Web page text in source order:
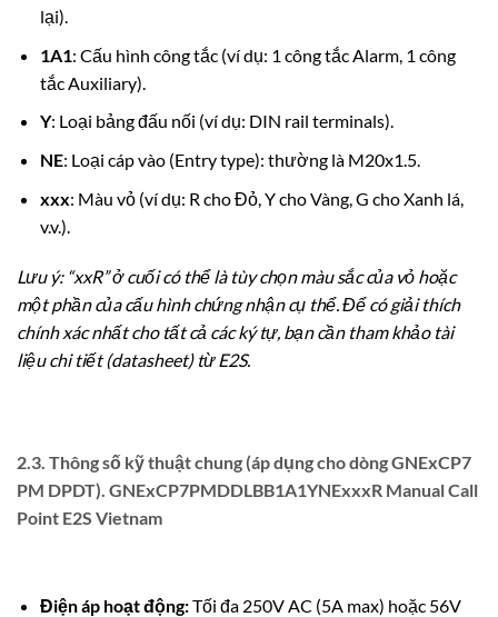
lại).
1A1: Cấu hình công tắc (ví dụ: 1 công tắc Alarm, 1 công
tắc Auxiliary).
Y: Loại bảng đấu nối (ví dụ: DIN rail terminals).
NE: Loại cáp vào (Entry type): thường là M20x1.5.
xxx: Màu vỏ (ví dụ: R cho Đỏ, Y cho Vàng, G cho Xanh lá,
v.v.).
Lưu ý: “xxR” ở cuối có thể là tùy chọn màu sắc của vỏ hoặc
một phần của cấu hình chứng nhận cụ thể. Để có giải thích
chính xác nhất cho tất cả các ký tự, bạn cần tham khảo tài
liệu chi tiết (datasheet) từ E2S.
2.3. Thông số kỹ thuật chung (áp dụng cho dòng GNExCP7
PM DPDT). GNExCP7PMDDLBB1A1YNExxxR Manual Call
Point E2S Vietnam
Điện áp hoạt động:Tối đa 250V AC (5A max) hoặc 56V